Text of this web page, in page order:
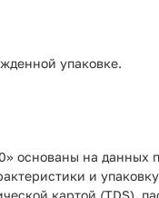
упаковке.
основаны на данных
и
картой (TDS),